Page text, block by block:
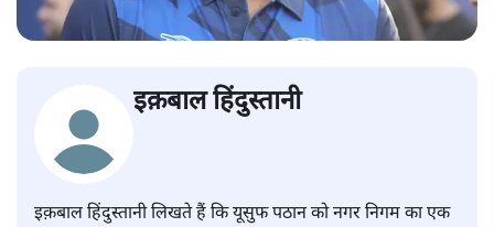
इक़बाल हिंदुस्तानी
इक़बाल हिंदुस्तानी लिखते हैं कि यूसुफ पठान को नगर निगम का एक